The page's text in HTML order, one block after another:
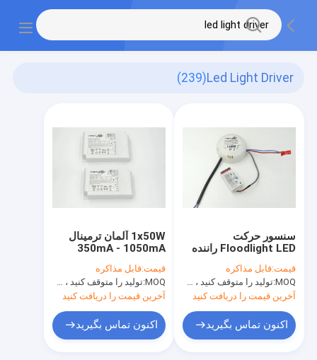
Led Light Driver
(239)
1x50W آلمان ترمینال
350mA - 1050mA
10V / PUSH DIM
قیمت:قابل مذاکره
MOQ: تولید را متوقف کنید ، موجود نیست
آخرین قیمت را دریافت کنید
اکنون تماس بگیرید
سنسور حرکت
Floodlight LED راننده
350mA CE تایید شده
است
قیمت:قابل مذاکره
MOQ: تولید را متوقف کنید ، موجود نیست
آخرین قیمت را دریافت کنید
اکنون تماس بگیرید